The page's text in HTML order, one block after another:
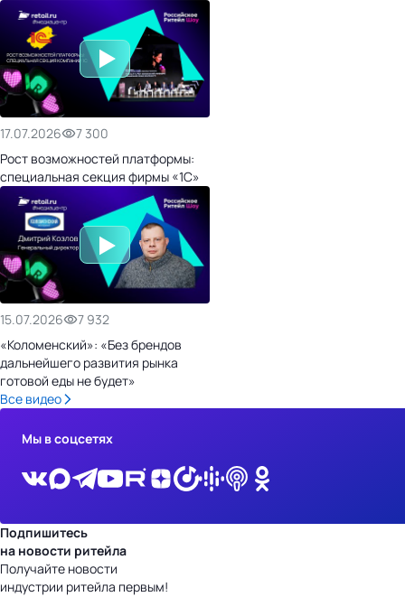
17.07.2026
7 300
Рост возможностей платформы:
специальная секция фирмы «1С»
15.07.2026
7 932
«Коломенский»: «Без брендов
дальнейшего развития рынка
готовой еды не будет»
Все видео
Мы в соцсетях
Подпишитесь
на новости ритейла
Получайте новости
индустрии ритейла первым!